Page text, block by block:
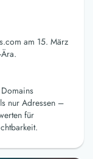
am 15. März
nur Adressen –
für